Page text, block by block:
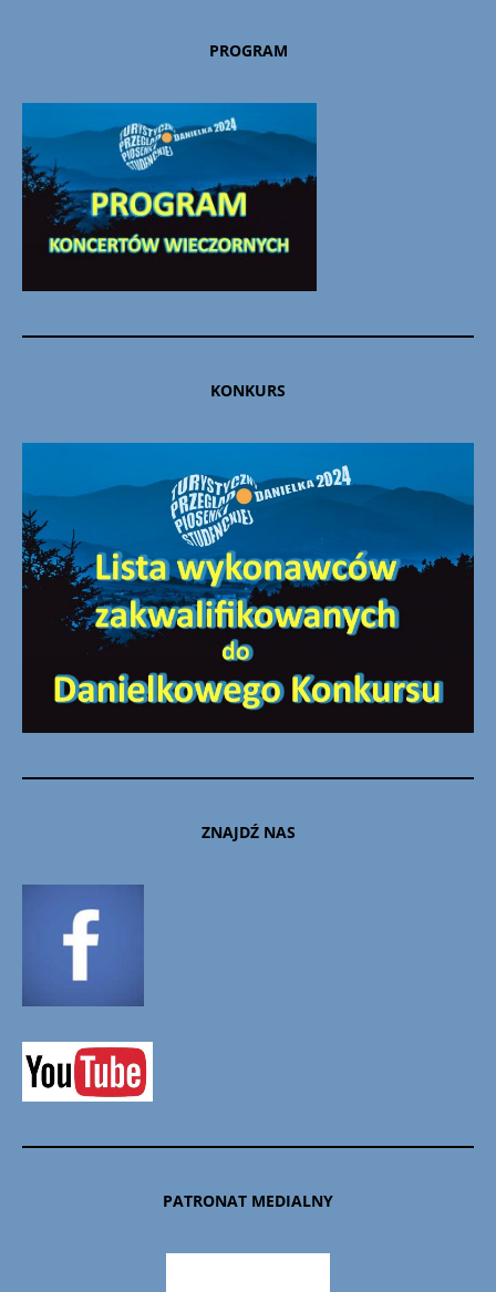
PROGRAM
KONKURS
ZNAJDŹ NAS
PATRONAT MEDIALNY